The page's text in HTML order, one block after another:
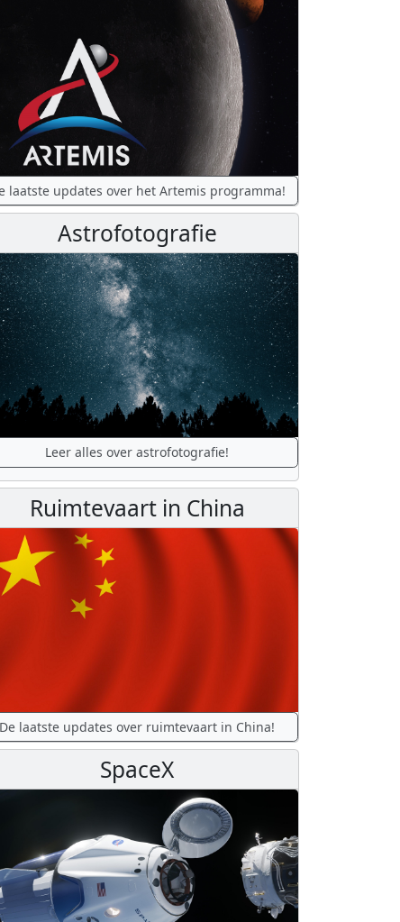
laatste updates over het Artemis programma!
Astrofotografie
Leer alles over astrofotografie!
Ruimtevaart in China
De laatste updates over ruimtevaart in China!
SpaceX